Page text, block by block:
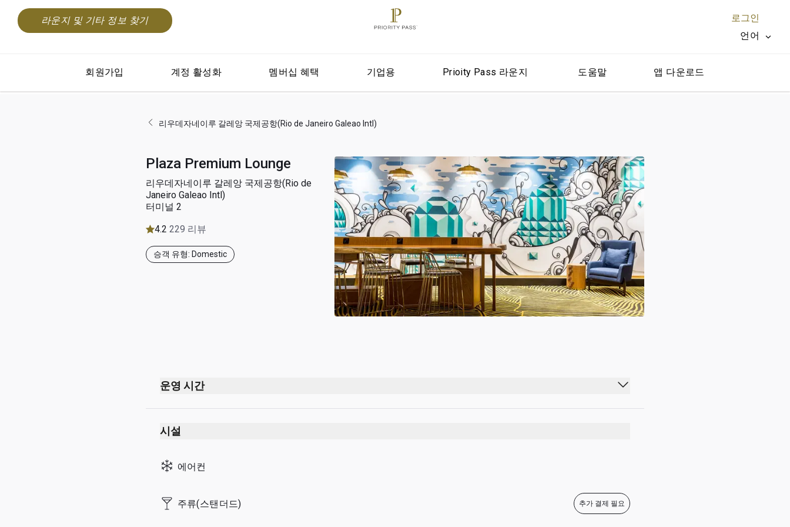
라운지 및 기타 정보 찾기
로그인
언어
회원가입 계정 활성화 멤버십 혜택 기업용 Prioity Pass 라운지 도움말 앱 다운로드
리우데자네이루 갈레앙 국제공항(Rio de Janeiro Galeao Intl)
Plaza Premium Lounge
리우데자네이루 갈레앙 국제공항(Rio de
Janeiro Galeao Intl)
터미널 2
4.2 229 리뷰
승객 유형: Domestic
운영 시간
매일 06:30 - 22:00.
이 라운지는 2021년 7월 1일부터 더 이상 프로그램에 포함되지 않습니다.
시설
에어컨
주류(스탠더드) 추가 결제 필요